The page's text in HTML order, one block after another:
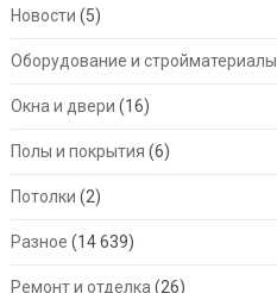
Новости (5)
Оборудование и стройматериалы
Окна и двери (16)
Полы и покрытия (6)
Потолки (2)
Разное (14 639)
Ремонт и отделка (26)